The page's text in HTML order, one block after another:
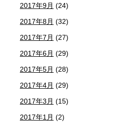
2017年9月 (24)
2017年8月 (32)
2017年7月 (27)
2017年6月 (29)
2017年5月 (28)
2017年4月 (29)
2017年3月 (15)
2017年1月 (2)